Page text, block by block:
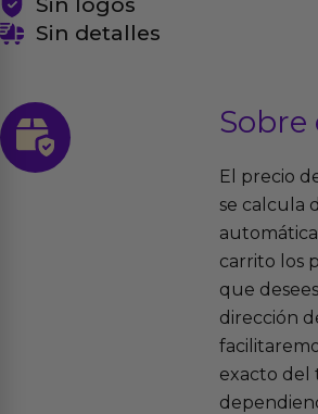
Sin logos
Sin detalles
Sobre
El precio
se calcula
carrito los
que
dirección
exacto del